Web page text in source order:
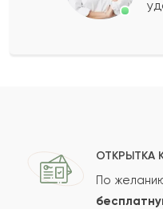
Ваш e-mailОТКРЫТКА
По